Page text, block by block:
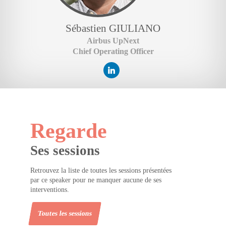
Sébastien GIULIANO
Airbus UpNext
Chief Operating Officer
Regarde
Ses sessions
Retrouvez la liste de toutes les sessions présentées
par ce speaker pour ne manquer aucune de ses
interventions.
Toutes les sessions